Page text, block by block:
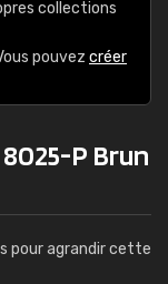
collections
pouvez créer
P Brun
pour agrandir cette